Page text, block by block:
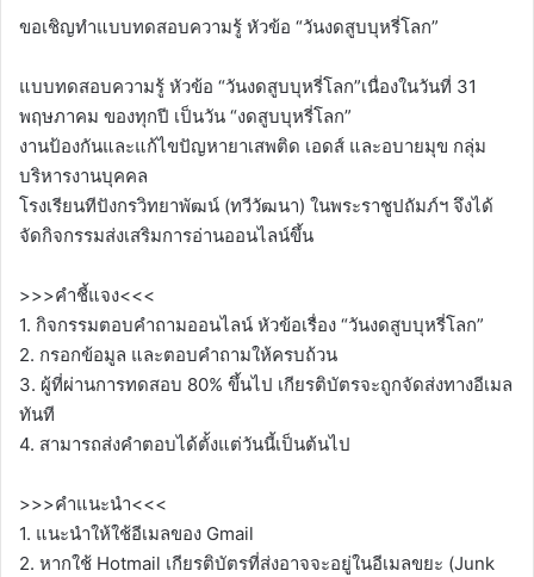
ขอเชิญทำแบบทดสอบความรู้ หัวข้อ “วันงดสูบบุหรี่โลก”
แบบทดสอบความรู้ หัวข้อ “วันงดสูบบุหรี่โลก”เนื่องในวันที่ 31
พฤษภาคม ของทุกปี เป็นวัน “งดสูบบุหรี่โลก”
งานป้องกันและแก้ไขปัญหายาเสพติด เอดส์ และอบายมุข กลุ่ม
บริหารงานบุคคล
โรงเรียนทีปังกรวิทยาพัฒน์ (ทวีวัฒนา) ในพระราชูปถัมภ์ฯ จึงได้
จัดกิจกรรมส่งเสริมการอ่านออนไลน์ขึ้น
>>>คำชี้แจง<<<
1. กิจกรรมตอบคำถามออนไลน์ หัวข้อเรื่อง “วันงดสูบบุหรี่โลก”
2. กรอกข้อมูล และตอบคำถามให้ครบถ้วน
3. ผู้ที่ผ่านการทดสอบ 80% ขึ้นไป เกียรติบัตรจะถูกจัดส่งทางอีเมล
ทันที
4. สามารถส่งคำตอบได้ตั้งแต่วันนี้เป็นต้นไป
>>>คำแนะนำ<<<
1. แนะนำให้ใช้อีเมลของ Gmail
2. หากใช้ Hotmail เกียรติบัตรที่ส่งอาจจะอยู่ในอีเมลขยะ (Junk